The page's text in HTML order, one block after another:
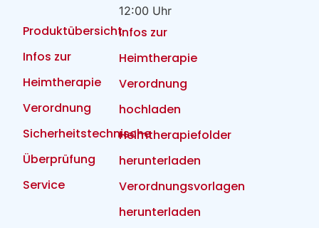
Produktübersicht
Infos zur
Heimtherapie
Verordnung
Sicherheitstechnische
Überprüfung
Service
12:00 Uhr
Infos zur
Heimtherapie
Verordnung
hochladen
Heimtherapiefolder
herunterladen
Verordnungsvorlagen
herunterladen